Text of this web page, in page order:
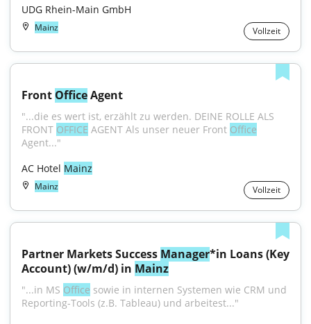
UDG Rhein-Main GmbH
Mainz Vollzeit
Front Office Agent
"...die es wert ist, erzählt zu werden. DEINE ROLLE ALS
FRONT OFFICE AGENT Als unser neuer Front Office
Agent..."
AC Hotel Mainz
Mainz Vollzeit
Partner Markets Success Manager*in Loans (Key
Account) (w/m/d) in Mainz
"...in MS Office sowie in internen Systemen wie CRM und
Reporting-Tools (z.B. Tableau) und arbeitest..."